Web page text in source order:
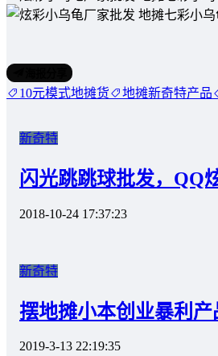
10元模式地摊货 地摊新奇特产品
新奇特
闪光跳跳球批发，QQ
2018-10-24 17:37:23
新奇特
摆地摊小本创业暴利
2019-3-13 22:19:35